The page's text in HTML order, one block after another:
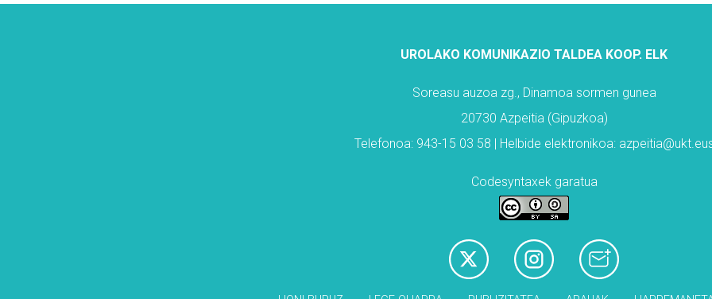
UROLAKO KOMUNIKAZIO TALDEA KOOP. ELK
Soreasu auzoa zg., Dinamoa sormen gunea
20730 Azpeitia (Gipuzkoa)
Telefonoa: 943-15 03 58 | Helbide elektronikoa:
Codesyntaxek garatua